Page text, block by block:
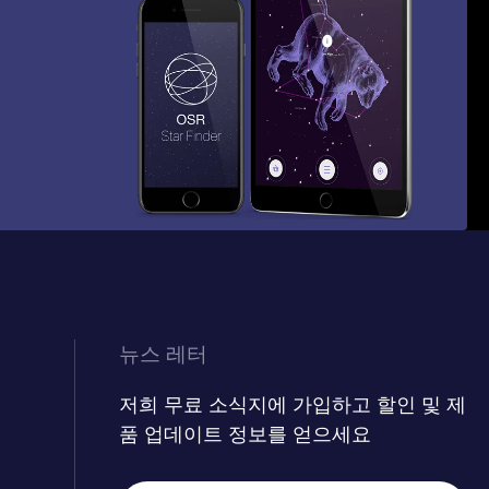
뉴스 레터
저희 무료 소식지에 가입하고 할인 및 제
품 업데이트 정보를 얻으세요